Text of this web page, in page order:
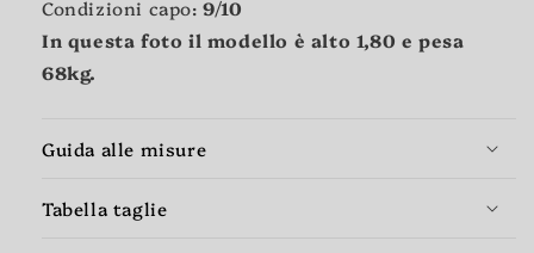
Condizioni capo: 9/10
In questa foto il modello è alto 1,80 e pesa
68kg.
Guida alle misure
Tabella taglie